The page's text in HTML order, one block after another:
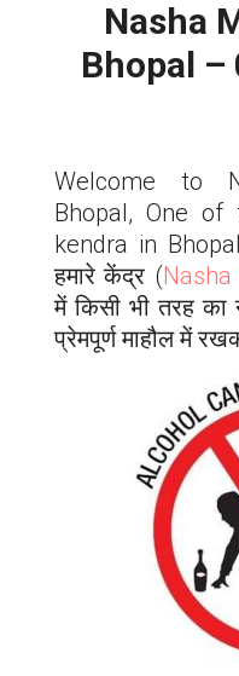
Nasha
Bhopal –
Welcome to
Bhopal, One
kendra in
हमारे केंद्र (
में किसी भी तरह
प्रेमपूर्ण माहौल में